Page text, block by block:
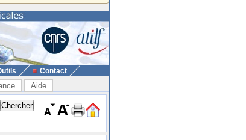
Contact
Aide